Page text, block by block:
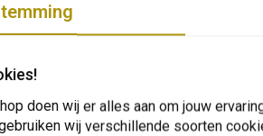
doen wij er alles aan om jouw
wij verschillende soorten